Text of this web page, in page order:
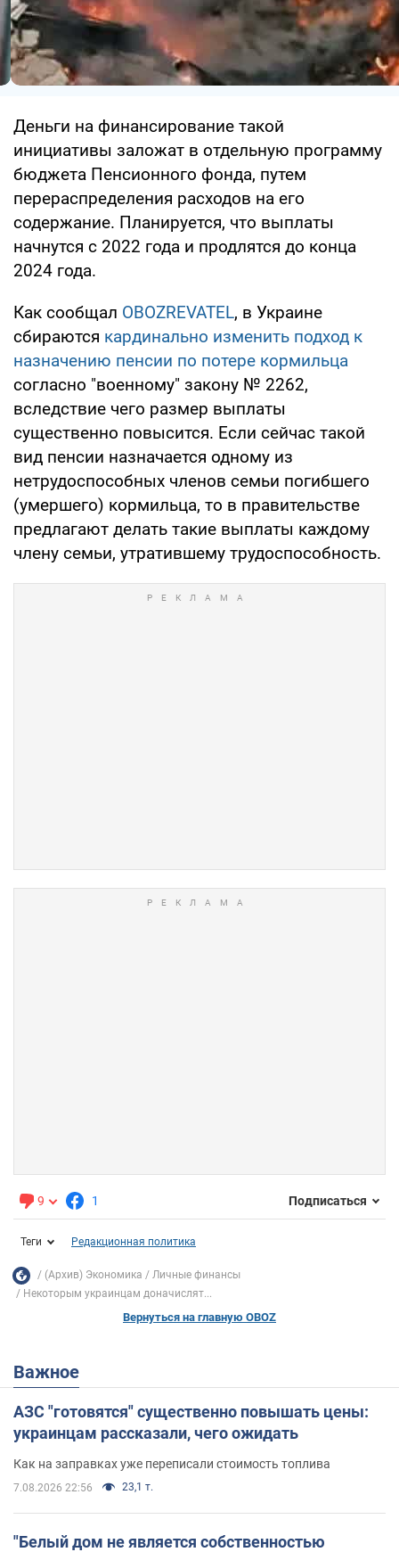
Деньги на финансирование такой
инициативы заложат в отдельную программу
бюджета Пенсионного фонда, путем
перераспределения расходов на его
содержание. Планируется, что выплаты
начнутся с 2022 года и продлятся до конца
2024 года.
Как сообщал OBOZREVATEL, в Украине
сбираются кардинально изменить подход к
назначению пенсии по потере кормильца
согласно "военному" закону № 2262,
вследствие чего размер выплаты
существенно повысится. Если сейчас такой
вид пенсии назначается одному из
нетрудоспособных членов семьи погибшего
(умершего) кормильца, то в правительстве
предлагают делать такие выплаты каждому
члену семьи, утратившему трудоспособность.
9 1 Подписаться
Теги Редакционная политика
(Архив) Экономика
Личные финансы
Некоторым украинцам доначислят...
Вернуться на главную OBOZ
Важное
АЗС "готовятся" существенно повышать цены:
украинцам рассказали, чего ожидать
Как на заправках уже переписали стоимость топлива
7.08.2026 22:56 23,1 т.
"Белый дом не является собственностью